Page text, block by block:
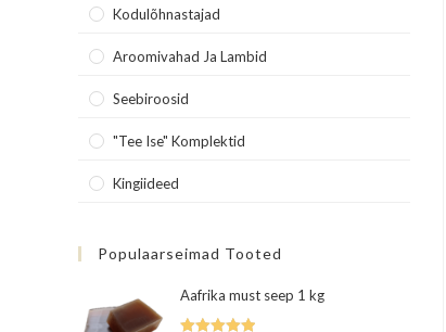
Kodulõhnastajad
Aroomivahad Ja Lambid
Seebiroosid
"Tee Ise" Komplektid
Kingiideed
Populaarseimad Tooted
Aafrika must seep 1 kg